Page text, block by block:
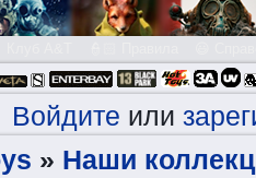
Войдите или
» Наши